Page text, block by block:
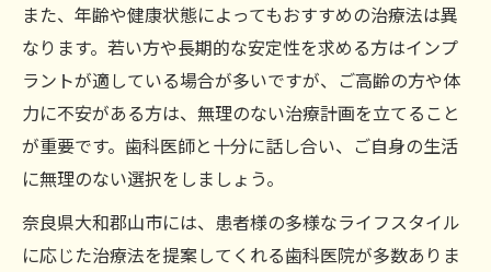
また、年齢や健康状態によってもおすすめの治療法は異
なります。若い方や長期的な安定性を求める方はインプ
ラントが適している場合が多いですが、ご高齢の方や体
力に不安がある方は、無理のない治療計画を立てること
が重要です。歯科医師と十分に話し合い、ご自身の生活
に無理のない選択をしましょう。
奈良県大和郡山市には、患者様の多様なライフスタイル
に応じた治療法を提案してくれる歯科医院が多数ありま